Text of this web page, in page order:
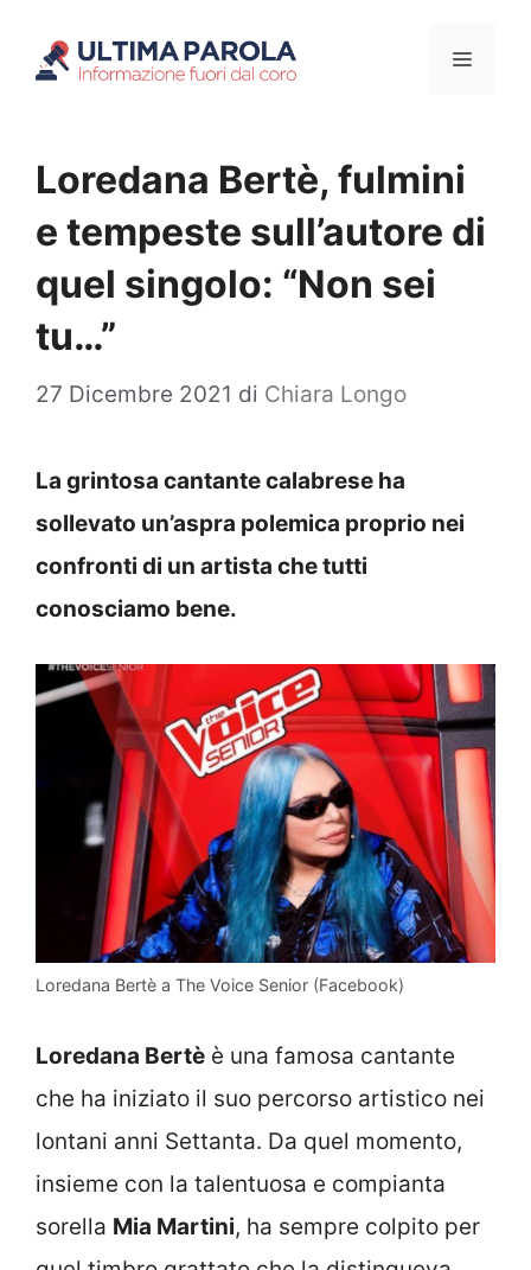
Menu
Loredana Bertè, fulmini
e tempeste sull’autore di
quel singolo: “Non sei
tu…”
27 Dicembre 2021 di Chiara Longo
La grintosa cantante calabrese ha
sollevato un’aspra polemica proprio nei
confronti di un artista che tutti
conosciamo bene.
Loredana Bertè a The Voice Senior (Facebook)
Loredana Bertè è una famosa cantante
che ha iniziato il suo percorso artistico nei
lontani anni Settanta. Da quel momento,
insieme con la talentuosa e compianta
sorella Mia Martini, ha sempre colpito per